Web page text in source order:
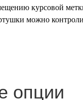
курсовой
можно
опции